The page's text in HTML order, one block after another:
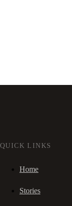
QUICK LINKS
Home
Stories